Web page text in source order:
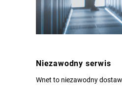
Niezawodny serwis
Wnet to niezawodny